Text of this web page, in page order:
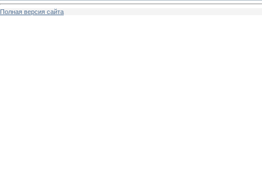
Полная версия сайта